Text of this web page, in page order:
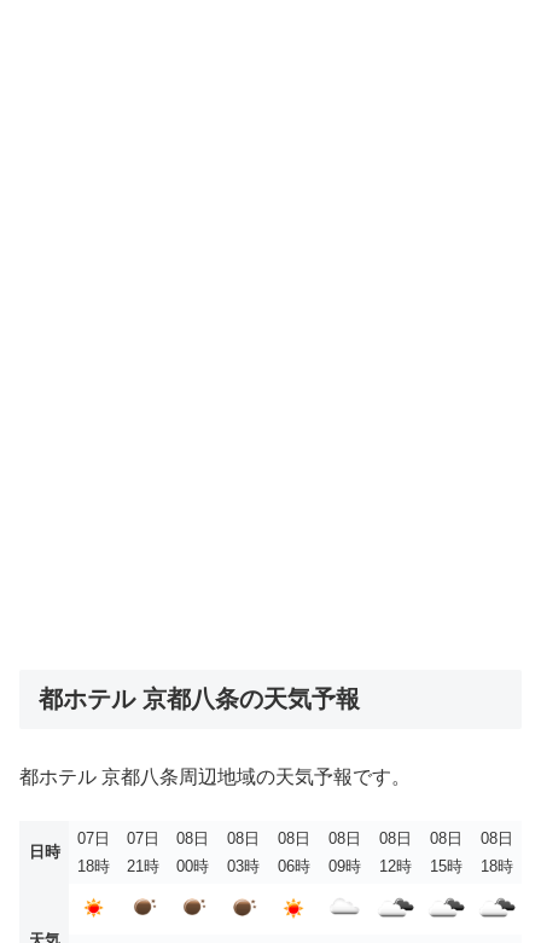
都ホテル 京都八条の天気予報
都ホテル 京都八条周辺地域の天気予報です。
日時
07日
18時
07日
21時
08日
00時
08日
03時
08日
06時
08日
09時
08日
12時
08日
15時
08日
18時